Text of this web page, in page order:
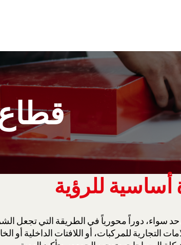
قطاع
أساسية للرؤية
حد سواء، دوراً محورياً في الطريقة التي تجعل
التجارية للمركبات، أو اللافتات الداخلية أو